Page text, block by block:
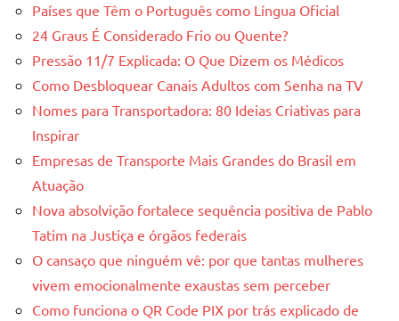
Países que Têm o Português como Língua Oficial
24 Graus É Considerado Frio ou Quente?
Pressão 11/7 Explicada: O Que Dizem os Médicos
Como Desbloquear Canais Adultos com Senha na TV
Nomes para Transportadora: 80 Ideias Criativas para
Inspirar
Empresas de Transporte Mais Grandes do Brasil em
Atuação
Nova absolvição fortalece sequência positiva de Pablo
Tatim na Justiça e órgãos federais
O cansaço que ninguém vê: por que tantas mulheres
vivem emocionalmente exaustas sem perceber
Como funciona o QR Code PIX por trás explicado de